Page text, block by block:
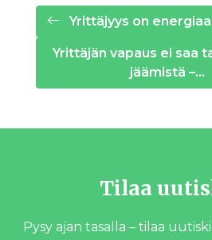
Yrittäjyys on
Yrittäjän vapaus ei saa
jäämistä –…
Tilaa
Pysy ajan tasalla – tilaa